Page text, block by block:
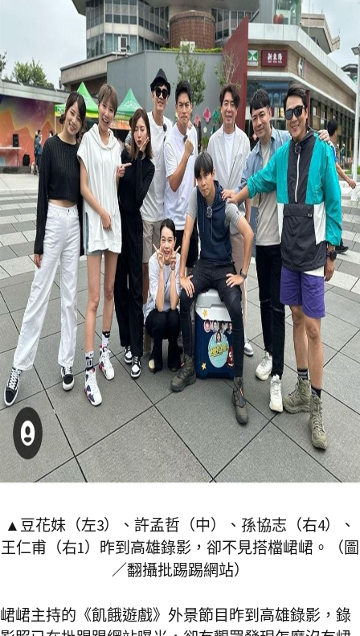
▲豆花妹（左3）、許孟哲（中）、孫協志（右4）、
王仁甫（右1）昨到高雄錄影，卻不見搭檔峮峮。（圖
／翻攝批踢踢網站）
峮峮主持的《飢餓遊戲》外景節目昨到高雄錄影，錄